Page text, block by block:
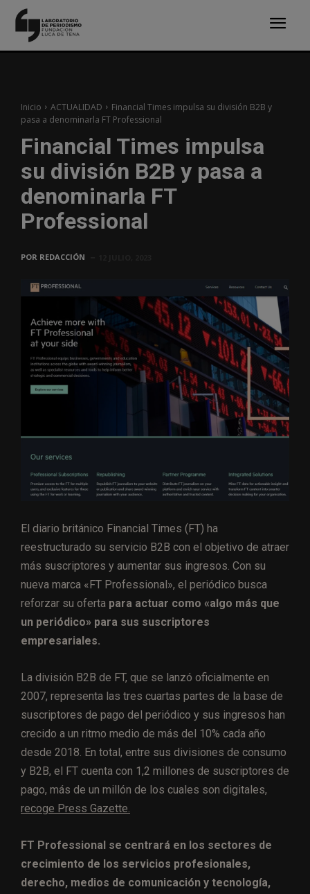
Inicio ACTUALIDAD
Financial Times impulsa su división B2B y
pasa a denominarla FT Professional
Financial Times impulsa
su división B2B y pasa a
denominarla FT
Professional
POR REDACCIÓN
El diario británico Financial Times (FT) ha
reestructurado su servicio B2B con el objetivo de atraer
más suscriptores y aumentar sus ingresos. Con su
nueva marca «FT Professional», el periódico busca
reforzar su oferta para actuar como «algo más que
un periódico» para sus suscriptores
empresariales.
La división B2B de FT, que se lanzó oficialmente en
2007, representa las tres cuartas partes de la base de
suscriptores de pago del periódico y sus ingresos han
crecido a un ritmo medio de más del 10% cada año
desde 2018. En total, entre sus divisiones de consumo
y B2B, el FT cuenta con 1,2 millones de suscriptores de
pago, más de un millón de los cuales son digitales,
recoge Press Gazette.
FT Professional se centrará en los sectores de
crecimiento de los servicios profesionales,
derecho, medios de comunicación y tecnología,